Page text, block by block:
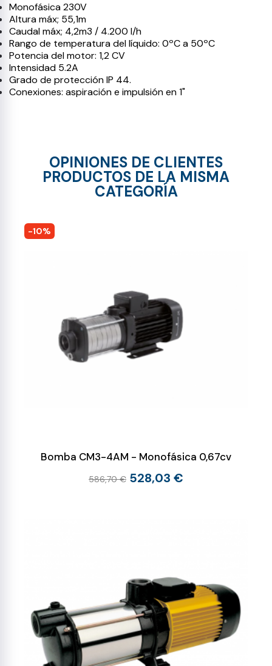
Monofásica 230V
Altura máx; 55,1m
Caudal máx; 4,2m3 / 4.200 l/h
Rango de temperatura del líquido: 0ºC a 50ºC
Potencia del motor: 1,2 CV
Intensidad 5.2A
Grado de protección IP 44.
Conexiones: aspiración e impulsión en 1"
OPINIONES DE CLIENTES
PRODUCTOS DE LA MISMA
CATEGORÍA
-10%
Bomba CM3-4AM - Monofásica 0,67cv
586,70 € 528,03 €